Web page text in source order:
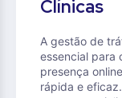
Clínicas
A gestão de
essencial para
presença
rápida e eficaz.